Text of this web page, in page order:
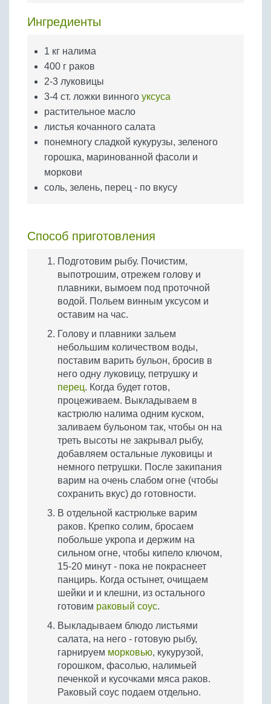
Яйца
Ингредиенты
1 кг налима
400 г раков
2-3 луковицы
3-4 ст. ложки винного уксуса
растительное масло
листья кочанного салата
понемногу сладкой кукурузы, зеленого
горошка, маринованной фасоли и
моркови
соль, зелень, перец - по вкусу
Способ приготовления
Подготовим рыбу. Почистим,
выпотрошим, отрежем голову и
плавники, вымоем под проточной
водой. Польем винным уксусом и
оставим на час.
Голову и плавники зальем
небольшим количеством воды,
поставим варить бульон, бросив в
него одну луковицу, петрушку и
перец. Когда будет готов,
процеживаем. Выкладываем в
кастрюлю налима одним куском,
заливаем бульоном так, чтобы он на
треть высоты не закрывал рыбу,
добавляем остальные луковицы и
немного петрушки. После закипания
варим на очень слабом огне (чтобы
сохранить вкус) до готовности.
В отдельной кастрюльке варим
раков. Крепко солим, бросаем
побольше укропа и держим на
сильном огне, чтобы кипело ключом,
15-20 минут - пока не покраснеет
панцирь. Когда остынет, очищаем
шейки и и клешни, из остального
готовим раковый соус.
Выкладываем блюдо листьями
салата, на него - готовую рыбу,
гарнируем морковью, кукурузой,
горошком, фасолью, налимьей
печенкой и кусочками мяса раков.
Раковый соус подаем отдельно.